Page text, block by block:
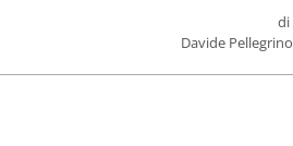
di
Davide Pellegrino